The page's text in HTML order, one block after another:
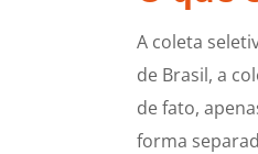
A coleta
de Brasil, a
de fato,
forma